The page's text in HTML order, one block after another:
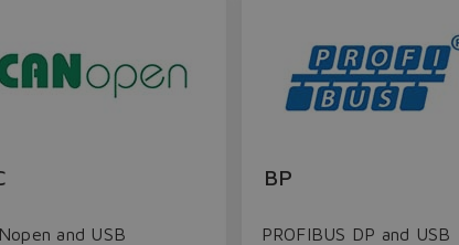
Yes No
and USB
BP
PROFIBUS DP and USB